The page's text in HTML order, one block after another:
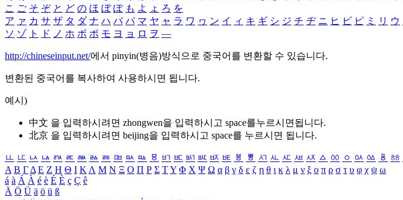
こ ご そ ぞ と ど の ほ ぼ ぽ も よ ょ ろ を
ア ァ カ サ ザ タ ダ ナ ハ バ パ マ ヤ ャ ラ ワ ヮ ン イ ィ キ ギ シ ジ チ ヂ ニ ヒ ビ ピ ミ リ ウ
ソ ゾ ト ド ノ ホ ボ ポ モ ヨ ョ ロ ヲ ―
http://chineseinput.net/에서 pinyin(병음)방식으로 중국어를 변환할 수 있습니다.
변환된 중국어를 복사하여 사용하시면 됩니다.
예시)
中文 을 입력하시려면 zhongwen을 입력하시고 space를누르시면됩니다.
北京 을 입력하시려면 beijing을 입력하시고 space를 누르시면 됩니다.
ㅥ ㅦ ㅧ ㅨ ㅩ ㅪ ㅫ ㅬ ㅭ ㅮ ㅯ ㅰ ㅱ ㅲ ㅳ ㅴ ㅵ ㅶ ㅷ ㅸ ㅹ ㅺ ㅻ ㅼ ㅽ ㅾ ㅿ ㆀ ㆁ ㆂ ㆃ ㆄ ㆅ
Α Β ΓΔ Ε Ζ Η Θ Ι ΚΛ Μ Ν Ξ Ο Π Ρ Σ ΤΥ Φ Χ Ψ Ω α β γ δ ε ζ η θ ι κ λ μ ν ξ ο π ρ σ τ υ φ χ ψ ω
á à Á À é è É È ç Ç ê
Ä Ö Ü ä ö ü ß